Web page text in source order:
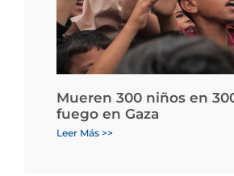
Mueren 300 niños en
fuego en Gaza
Leer Más >>